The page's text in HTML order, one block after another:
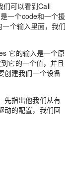
们可以看到Call
一个code和一个援
一个输入里面，我们
它的输入是一个原
它的一个值，并且
创建我们一个设备
先指出他我们从有
动的配置，我们回